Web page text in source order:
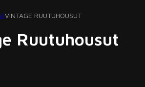
VINTAGE RUUTUHOUSUT
Ruutuhousut